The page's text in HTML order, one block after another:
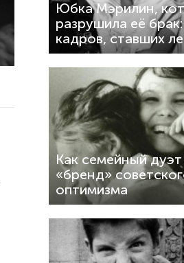
Юбка Мэрилин,
разрушила её
кадров, ставших
Как семейный
«бренд»
оптимизма